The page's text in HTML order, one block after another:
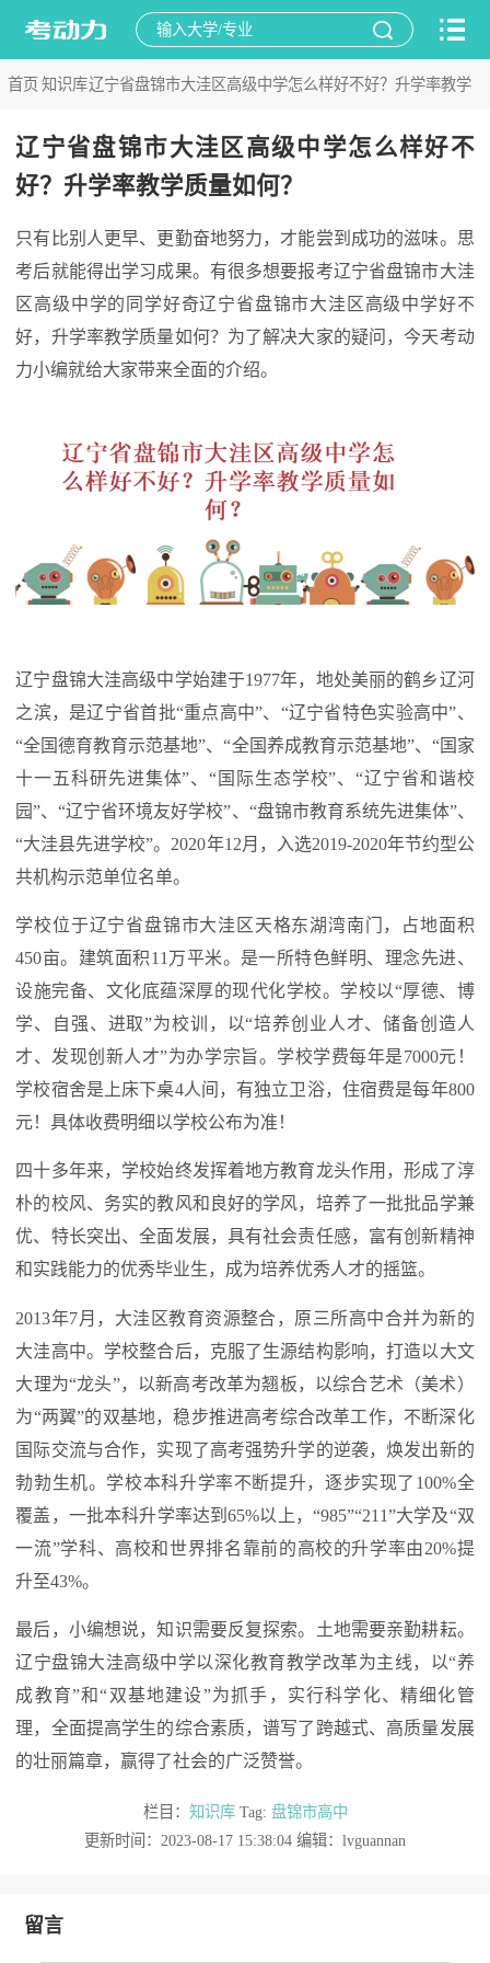
首页
>
知识库
>
辽宁省盘锦市大洼区高级中学怎么样好不好？升学率教学
质量如何？
辽宁省盘锦市大洼区高级中学怎么样好不
好？升学率教学质量如何？
只有比别人更早、更勤奋地努力，才能尝到成功的滋味。思
考后就能得出学习成果。有很多想要报考辽宁省盘锦市大洼
区高级中学的同学好奇辽宁省盘锦市大洼区高级中学好不
好，升学率教学质量如何？为了解决大家的疑问，今天考动
力小编就给大家带来全面的介绍。
辽宁盘锦大洼高级中学始建于1977年，地处美丽的鹤乡辽河
之滨，是辽宁省首批“重点高中”、“辽宁省特色实验高中”、
“全国德育教育示范基地”、“全国养成教育示范基地”、“国家
十一五科研先进集体”、“国际生态学校”、“辽宁省和谐校
园”、“辽宁省环境友好学校”、“盘锦市教育系统先进集体”、
“大洼县先进学校”。2020年12月，入选2019-2020年节约型公
共机构示范单位名单。
学校位于辽宁省盘锦市大洼区天格东湖湾南门，占地面积
450亩。建筑面积11万平米。是一所特色鲜明、理念先进、
设施完备、文化底蕴深厚的现代化学校。学校以“厚德、博
学、自强、进取”为校训，以“培养创业人才、储备创造人
才、发现创新人才”为办学宗旨。学校学费每年是7000元！
学校宿舍是上床下桌4人间，有独立卫浴，住宿费是每年800
元！具体收费明细以学校公布为准！
四十多年来，学校始终发挥着地方教育龙头作用，形成了淳
朴的校风、务实的教风和良好的学风，培养了一批批品学兼
优、特长突出、全面发展，具有社会责任感，富有创新精神
和实践能力的优秀毕业生，成为培养优秀人才的摇篮。
2013年7月，大洼区教育资源整合，原三所高中合并为新的
大洼高中。学校整合后，克服了生源结构影响，打造以大文
大理为“龙头”，以新高考改革为翘板，以综合艺术（美术）
为“两翼”的双基地，稳步推进高考综合改革工作，不断深化
国际交流与合作，实现了高考强势升学的逆袭，焕发出新的
勃勃生机。学校本科升学率不断提升，逐步实现了100%全
覆盖，一批本科升学率达到65%以上，“985”“211”大学及“双
一流”学科、高校和世界排名靠前的高校的升学率由20%提
升至43%。
最后，小编想说，知识需要反复探索。土地需要亲勤耕耘。
辽宁盘锦大洼高级中学以深化教育教学改革为主线，以“养
成教育”和“双基地建设”为抓手，实行科学化、精细化管
理，全面提高学生的综合素质，谱写了跨越式、高质量发展
的壮丽篇章，赢得了社会的广泛赞誉。
栏目： 知识库Tag: 盘锦市高中
更新时间：2023-08-17 15:38:04 编辑：lvguannan
留言